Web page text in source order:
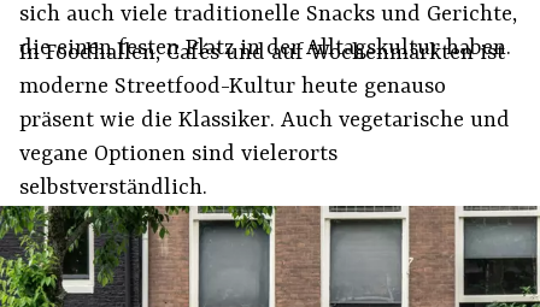
sich auch viele traditionelle Snacks und Gerichte,
die einen festen Platz in der Alltagskultur haben.
In Foodhallen, Cafés und auf Wochenmärkten ist
moderne Streetfood-Kultur heute genauso
präsent wie die Klassiker. Auch vegetarische und
vegane Optionen sind vielerorts
selbstverständlich.